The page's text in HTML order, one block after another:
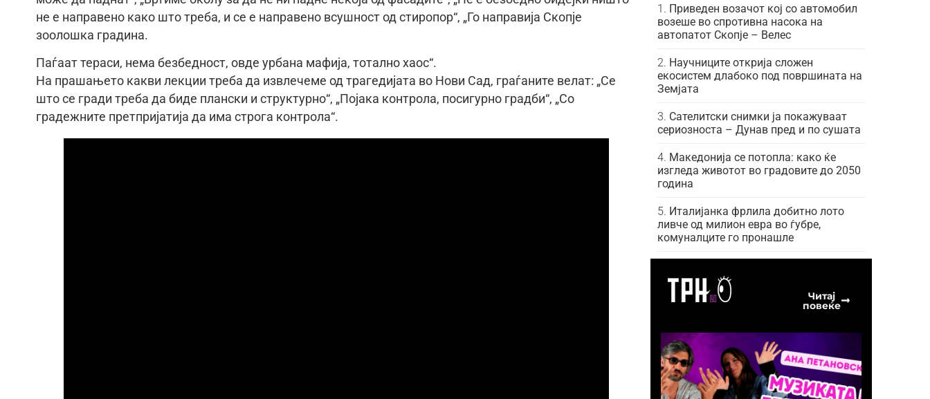
не е направено како што треба, и се е направено всушност од стиропор“, „Го направија Скопје
зоолошка градина.
Паѓаат тераси, нема безбедност, овде урбана мафија, тотално хаос“.
На прашањето какви лекции треба да извлечеме од трагедијата во Нови Сад, граѓаните велат: „Се
што се гради треба да биде плански и структурно“, „Појака контрола, посигурно градби“, „Со
градежните претпријатија да има строга контрола“.
Приведен возачот кој со автомобил
возеше во спротивна насока на
автопатот Скопје – Велес
Научниците открија сложен
екосистем длабоко под површината на
Земјата
Сателитски снимки ја покажуваат
сериозноста – Дунав пред и по сушата
Македонија се потопла: како ќе
изгледа животот во градовите до 2050
година
Италијанка фрлила добитно лото
ливче од милион евра во ѓубре,
комуналците го пронашле
Читај
повеќе